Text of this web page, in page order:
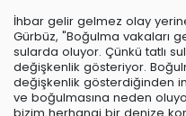
İhbar gelir gelmez olay
Gürbüz, "Boğulma vakaları
sularda oluyor. Çünkü tatlı
değişkenlik gösteriyor.
değişkenlik gösterdiğinden
ve boğulmasına neden